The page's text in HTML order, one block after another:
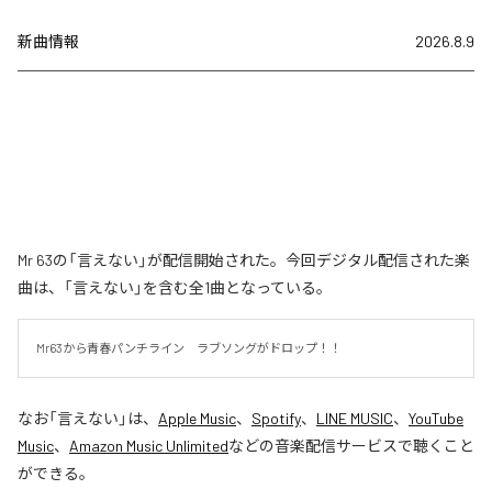
新曲情報 2026.8.9
Mr 63の「言えない」が配信開始された。今回デジタル配信された楽
曲は、「言えない」を含む全1曲となっている。
Mr63から青春パンチライン　ラブソングがドロップ！！
なお「言えない 」は、 Apple Music、 Spotify、 LINE MUSIC、 YouTube
Music、 Amazon Music Unlimitedなどの音楽配信サービスで聴くこと
ができる。